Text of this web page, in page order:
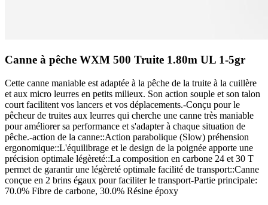
Canne à pêche WXM 500 Truite 1.80m UL 1-5gr
Cette canne maniable est adaptée à la pêche de la truite à la cuillère
et aux micro leurres en petits milieux. Son action souple et son talon
court facilitent vos lancers et vos déplacements.-Conçu pour le
pêcheur de truites aux leurres qui cherche une canne très maniable
pour améliorer sa performance et s'adapter à chaque situation de
pêche.-action de la canne::Action parabolique (Slow) préhension
ergonomique::L'équilibrage et le design de la poignée apporte une
précision optimale légèreté::La composition en carbone 24 et 30 T
permet de garantir une légèreté optimale facilité de transport::Canne
conçue en 2 brins égaux pour faciliter le transport-Partie principale:
70.0% Fibre de carbone, 30.0% Résine époxy